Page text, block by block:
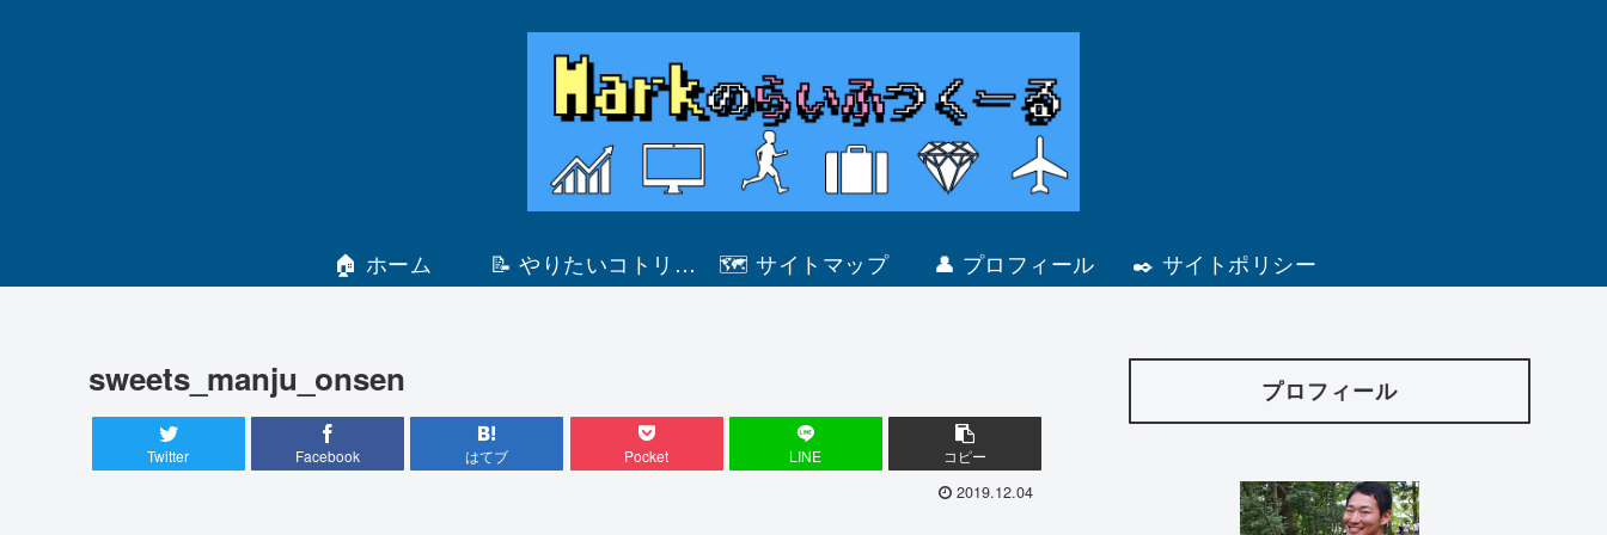
🏠 ホーム
📝 やりたいコトリス
🗺 サイトマップ 👤 プロフィール ✒️ サイトポリシー
sweets_manju_onsen
Twitter Facebook はてブ Pocket LINE コピー
2019.12.04
プロフィール